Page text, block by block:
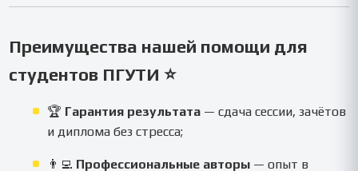
Преимущества нашей помощи для
студентов ПГУТИ ⭐
🏆 Гарантия результата — сдача сессии, зачётов
и диплома без стресса;
👨‍💻 Профессиональные авторы — опыт в